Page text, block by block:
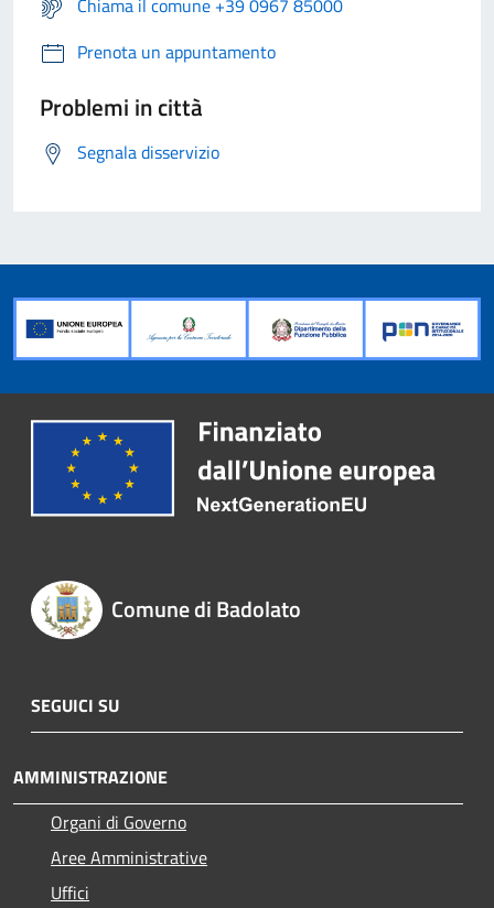
Chiama il comune +39 0967 85000
Prenota un appuntamento
Problemi in città
Segnala disservizio
Comune di Badolato
SEGUICI SU
AMMINISTRAZIONE
Organi di Governo
Aree Amministrative
Uffici